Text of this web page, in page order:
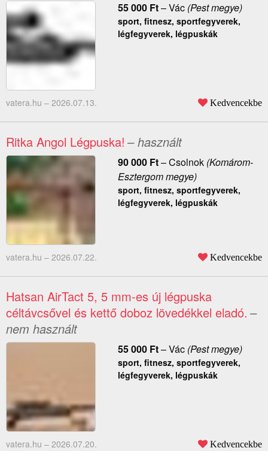
55 000 Ft–Vác(Pest megye)
sport, fitnesz, sportfegyverek,
légfegyverek, légpuskák
vatera.hu – 2026.07.13. Kedvencekbe
Ritka Angol Légpuska! – használt
90 000 Ft–Csolnok(Komárom-
Esztergom megye)
sport, fitnesz, sportfegyverek,
légfegyverek, légpuskák
vatera.hu – 2026.07.22. Kedvencekbe
Hatsan AirTact 5, 5 mm-es új légpuska
céltávcsővel és kettő doboz lövedékkel eladó. –
nem használt
55 000 Ft–Vác(Pest megye)
sport, fitnesz, sportfegyverek,
légfegyverek, légpuskák
vatera.hu – 2026.07.20. Kedvencekbe